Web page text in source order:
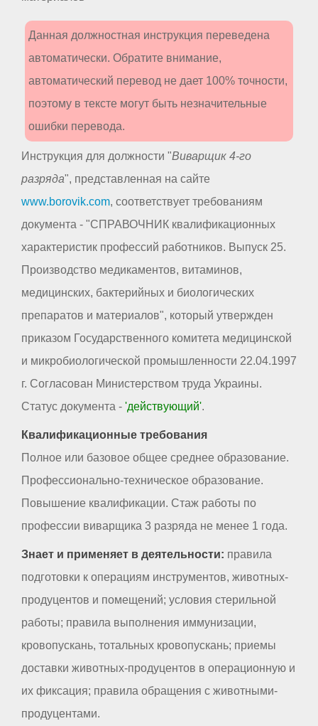
Данная должностная инструкция переведена
автоматически. Обратите внимание,
автоматический перевод не дает 100% точности,
поэтому в тексте могут быть незначительные
ошибки перевода.
Инструкция для должности "Виварщик 4-го
разряда", представленная на сайте
www.borovik.com, соответствует требованиям
документа - "СПРАВОЧНИК квалификационных
характеристик профессий работников. Выпуск 25.
Производство медикаментов, витаминов,
медицинских, бактерийных и биологических
препаратов и материалов", который утвержден
приказом Государственного комитета медицинской
и микробиологической промышленности 22.04.1997
г. Согласован Министерством труда Украины.
Статус документа - 'действующий'.
Квалификационные требования
Полное или базовое общее среднее образование.
Профессионально-техническое образование.
Повышение квалификации. Стаж работы по
профессии виварщика 3 разряда не менее 1 года.
Знает и применяет в деятельности: правила
подготовки к операциям инструментов, животных-
продуцентов и помещений; условия стерильной
работы; правила выполнения иммунизации,
кровопускань, тотальных кровопускань; приемы
доставки животных-продуцентов в операционную и
их фиксация; правила обращения с животными-
продуцентами.